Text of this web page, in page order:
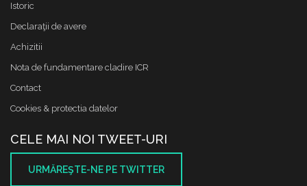
Istoric
Declaraţii de avere
Achizitii
Nota de fundamentare cladire ICR
Contact
Cookies & protectia datelor
CELE MAI NOI TWEET-URI
URMĂREŞTE-NE PE TWITTER